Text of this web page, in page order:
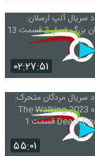
۰۲:۲۷:۵۱
۵۵:۰۱